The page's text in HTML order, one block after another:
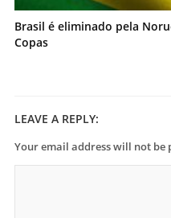
Brasil é eliminado pela
Copas
LEAVE A REPLY:
Your email address will not be